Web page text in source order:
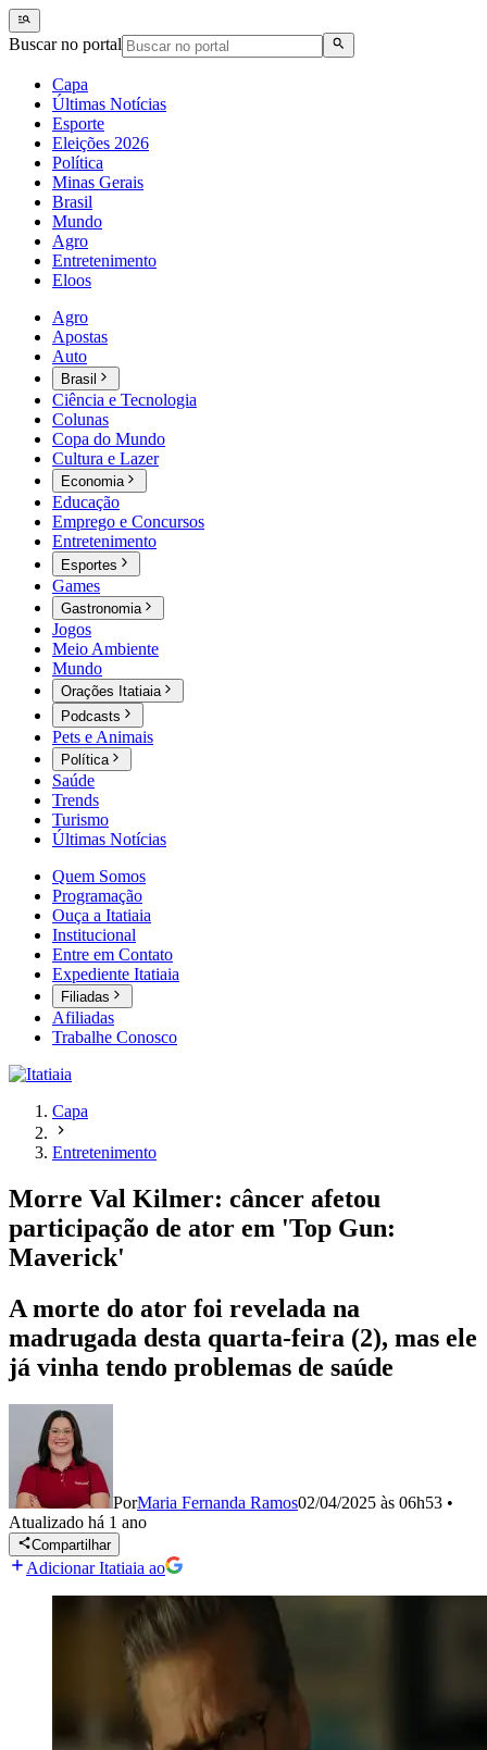
Buscar no portal
Capa
Últimas Notícias
Esporte
Eleições 2026
Política
Minas Gerais
Brasil
Mundo
Agro
Entretenimento
Eloos
Agro
Apostas
Auto
Brasil
Ciência e Tecnologia
Colunas
Copa do Mundo
Cultura e Lazer
Economia
Educação
Emprego e Concursos
Entretenimento
Esportes
Games
Gastronomia
Jogos
Meio Ambiente
Mundo
Orações Itatiaia
Podcasts
Pets e Animais
Política
Saúde
Trends
Turismo
Últimas Notícias
Quem Somos
Programação
Ouça a Itatiaia
Institucional
Entre em Contato
Expediente Itatiaia
Filiadas
Afiliadas
Trabalhe Conosco
Capa
Entretenimento
Morre Val Kilmer: câncer afetou
participação de ator em 'Top Gun:
Maverick'
A morte do ator foi revelada na
madrugada desta quarta-feira (2), mas ele
já vinha tendo problemas de saúde
PorMaria Fernanda Ramos02/04/2025 às 06h53 •
Atualizado há 1 ano
Compartilhar
Adicionar Itatiaia ao